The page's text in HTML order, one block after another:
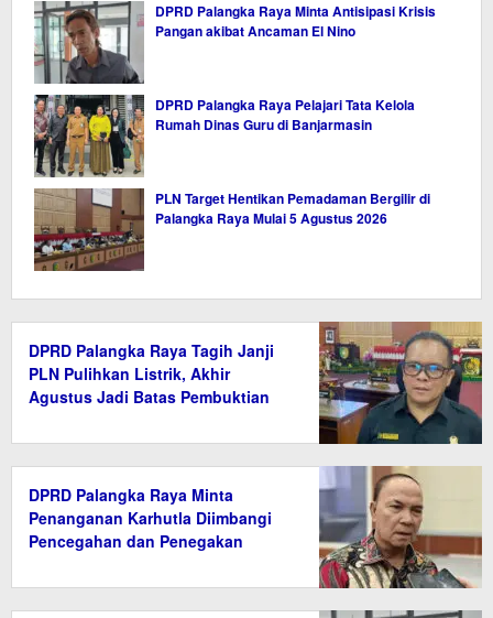
DPRD Palangka Raya Minta Antisipasi Krisis
Pangan akibat Ancaman El Nino
DPRD Palangka Raya Pelajari Tata Kelola
Rumah Dinas Guru di Banjarmasin
PLN Target Hentikan Pemadaman Bergilir di
Palangka Raya Mulai 5 Agustus 2026
DPRD Palangka Raya Tagih Janji
PLN Pulihkan Listrik, Akhir
Agustus Jadi Batas Pembuktian
DPRD Palangka Raya Minta
Penanganan Karhutla Diimbangi
Pencegahan dan Penegakan